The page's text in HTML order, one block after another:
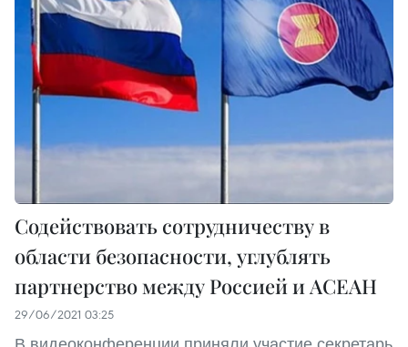
Содействовать сотрудничеству в
области безопасности, углублять
партнерство между Россией и АСЕАН
29/06/2021 03:25